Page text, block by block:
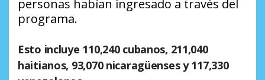
personas habían ingresado a través del
programa.
Esto incluye 110,240 cubanos, 211,040
haitianos, 93,070 nicaragüenses y 117,330